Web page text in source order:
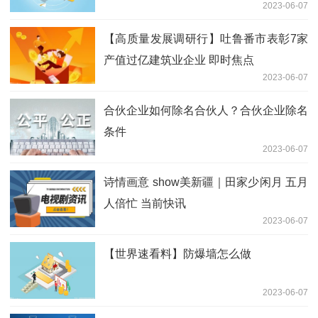
2023-06-07
【高质量发展调研行】吐鲁番市表彰7家
产值过亿建筑业企业 即时焦点
2023-06-07
合伙企业如何除名合伙人？合伙企业除名
条件
2023-06-07
诗情画意 show美新疆｜田家少闲月 五月
人倍忙 当前快讯
2023-06-07
【世界速看料】防爆墙怎么做
2023-06-07